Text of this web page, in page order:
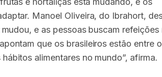
Manoel Oliveira, do Ibrahort,
e as pessoas buscam refeições
que os brasileiros estão entre
alimentares no mundo”, afirma.